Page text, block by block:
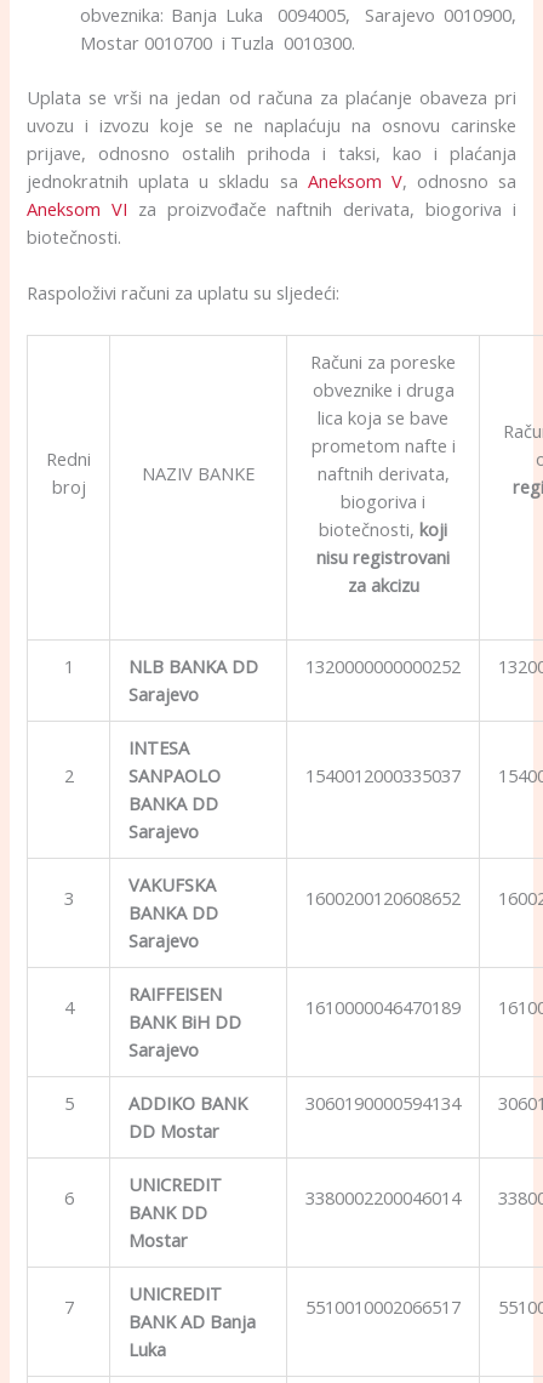
obveznika: Banja Luka 0094005, Sarajevo 0010900,
Mostar 0010700 i Tuzla 0010300.
Uplata se vrši na jedan od računa za plaćanje obaveza pri
uvozu i izvozu koje se ne naplaćuju na osnovu carinske
prijave, odnosno ostalih prihoda i taksi, kao i plaćanja
jednokratnih uplata u skladu sa Aneksom V, odnosno sa
Aneksom VI za proizvođače naftnih derivata, biogoriva i
biotečnosti.
Raspoloživi računi za uplatu su sljedeći:
Redni
broj
NAZIV BANKE
Računi za poreske
obveznike i druga
lica koja se bave
prometom nafte i
naftnih derivata,
biogoriva i
biotečnosti, koji
nisu registrovani
za akcizu
1
NLB BANKA DD
Sarajevo
1320000000000252
2
INTESA
SANPAOLO
BANKA DD
Sarajevo
1540012000335037
3
VAKUFSKA
BANKA DD
Sarajevo
1600200120608652
4
RAIFFEISEN
BANK BiH DD
Sarajevo
1610000046470189
5
ADDIKO BANK
DD Mostar
3060190000594134
6
UNICREDIT
BANK DD
Mostar
3380002200046014
7
UNICREDIT
BANK AD Banja
Luka
5510010002066517